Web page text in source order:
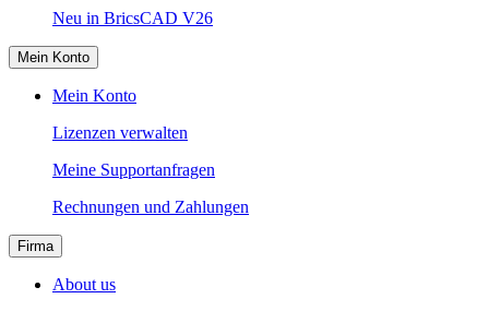
Neu in BricsCAD V26
Mein Konto
Mein Konto
Lizenzen verwalten
Meine Supportanfragen
Rechnungen und Zahlungen
Firma
About us